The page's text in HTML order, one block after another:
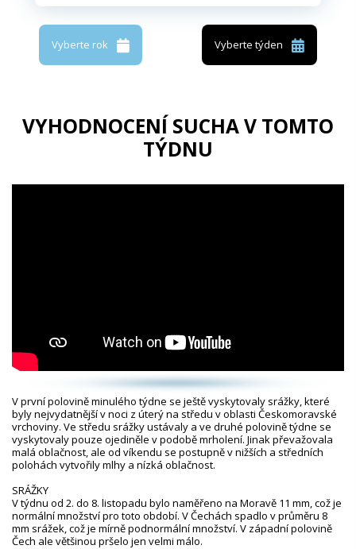
Vyberte rok Vyberte týden
VYHODNOCENÍ SUCHA V TOMTO
TÝDNU
V první polovině minulého týdne se ještě vyskytovaly srážky, které
byly nejvydatnější v noci z úterý na středu v oblasti Českomoravské
vrchoviny. Ve středu srážky ustávaly a ve druhé polovině týdne se
vyskytovaly pouze ojediněle v podobě mrholení. Jinak převažovala
malá oblačnost, ale od víkendu se postupně v nižších a středních
polohách vytvořily mlhy a nízká oblačnost.
SRÁŽKY
V týdnu od 2. do 8. listopadu bylo naměřeno na Moravě 11 mm, což je
normální množství pro toto období. V Čechách spadlo v průměru 8
mm srážek, což je mírně podnormální množství. V západní polovině
Čech ale většinou pršelo jen velmi málo.